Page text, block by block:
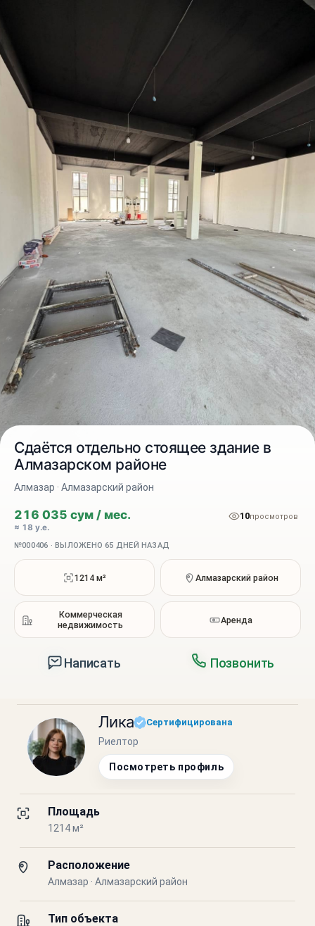
Сдаётся отдельно стоящее здание в
Алмазарском районе
Алмазар · Алмазарский район
216 035 сум / мес.
≈ 18 у.е.
10просмотров
№000406 · ВЫЛОЖЕНО 65 ДНЕЙ НАЗАД
1214 м² Алмазарский район
Коммерческая
недвижимость
Аренда
Написать Позвонить
Лика Сертифицирована
Риелтор
Посмотреть профиль
Площадь
1214 м²
Расположение
Алмазар · Алмазарский район
Тип объекта